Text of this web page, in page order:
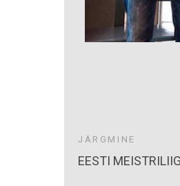
JÄRGMINE
EESTI